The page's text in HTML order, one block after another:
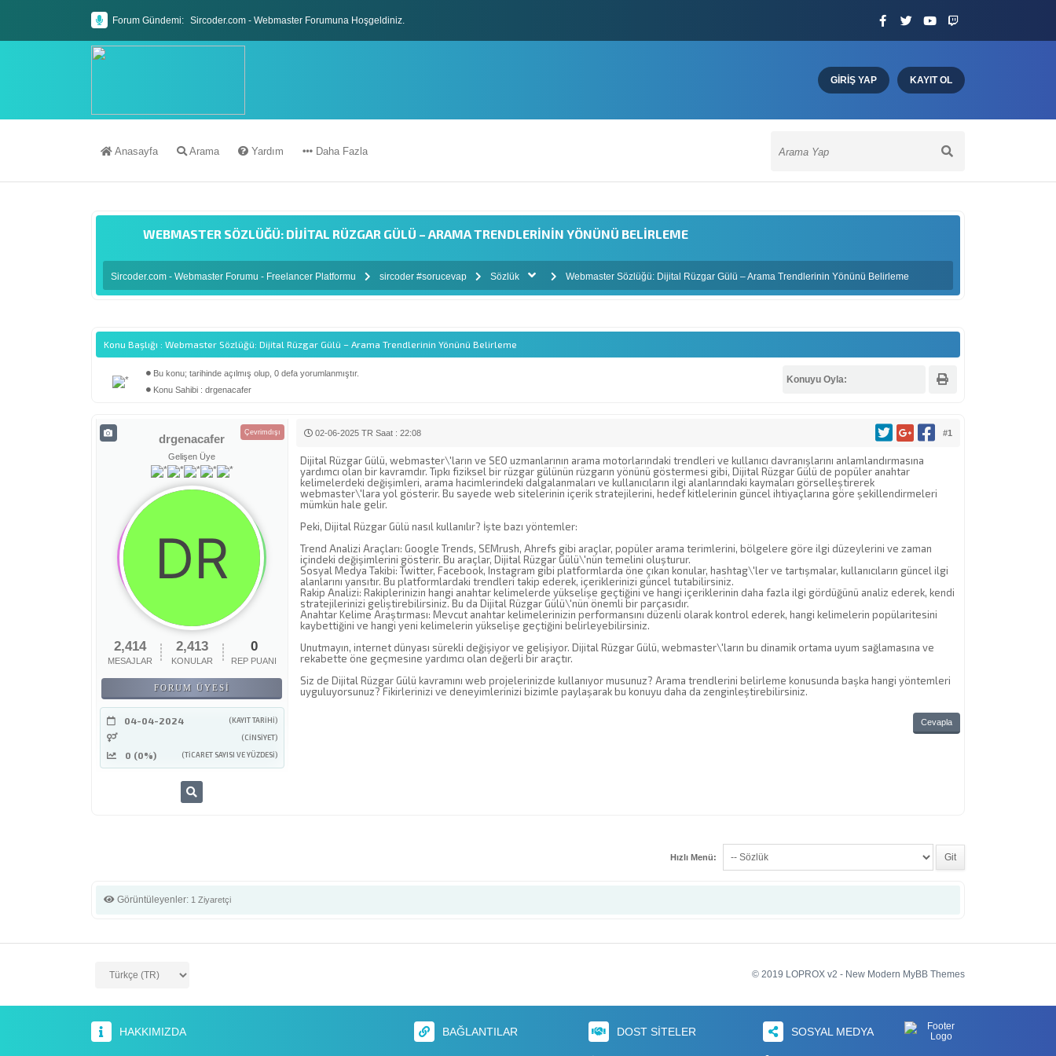
Forum Gündemi: Sircoder.com - Webmaster Forumuna Hoşgeldiniz.
GIRIŞ YAP
KAYIT OL
Anasayfa Arama Yardım Daha Fazla
Sircoder.com - Webmaster Forumu - Freelancer Platformu sircoder #sorucevap Sözlük Webmaster Sözlüğü: Dijital Rüzgar Gülü – Arama Trendlerinin Yönünü Belirleme
WEBMASTER SÖZLÜĞÜ: DIJITAL RÜZGAR GÜLÜ – ARAMA TRENDLERININ YÖNÜNÜ BELIRLEME
Konu Başlığı : Webmaster Sözlüğü: Dijital Rüzgar Gülü – Arama Trendlerinin Yönünü Belirleme
Bu konu; tarihinde açılmış olup, 0 defa yorumlanmıştır.
Konu Sahibi : drgenacafer
Konuyu Oyla:
Derecelendirme: 0/5 - 0 oy
Çevrimdışı
drgenacafer
Gelişen Üye
2,414
MESAJLAR
2,413
KONULAR
0
REP PUANI
FORUM ÜYESI
04-04-2024
(KAYIT TARIHI)
(CINSIYET)
0 (0%) (TICARET SAYISI VE YÜZDESI)
#1
02-06-2025 TR Saat : 22:08
Dijital Rüzgar Gülü, webmaster\'ların ve SEO uzmanlarının arama motorlarındaki trendleri ve kullanıcı davranışlarını anlamlandırmasına
yardımcı olan bir kavramdır. Tıpkı fiziksel bir rüzgar gülünün rüzgarın yönünü göstermesi gibi, Dijital Rüzgar Gülü de popüler anahtar
kelimelerdeki değişimleri, arama hacimlerindeki dalgalanmaları ve kullanıcıların ilgi alanlarındaki kaymaları görselleştirerek
webmaster\'lara yol gösterir. Bu sayede web sitelerinin içerik stratejilerini, hedef kitlelerinin güncel ihtiyaçlarına göre şekillendirmeleri
mümkün hale gelir.
Peki, Dijital Rüzgar Gülü nasıl kullanılır? İşte bazı yöntemler:
Trend Analizi Araçları: Google Trends, SEMrush, Ahrefs gibi araçlar, popüler arama terimlerini, bölgelere göre ilgi düzeylerini ve zaman
içindeki değişimlerini gösterir. Bu araçlar, Dijital Rüzgar Gülü\'nün temelini oluşturur.
Sosyal Medya Takibi: Twitter, Facebook, Instagram gibi platformlarda öne çıkan konular, hashtag\'ler ve tartışmalar, kullanıcıların güncel ilgi
alanlarını yansıtır. Bu platformlardaki trendleri takip ederek, içeriklerinizi güncel tutabilirsiniz.
Rakip Analizi: Rakiplerinizin hangi anahtar kelimelerde yükselişe geçtiğini ve hangi içeriklerinin daha fazla ilgi gördüğünü analiz ederek, kendi
stratejilerinizi geliştirebilirsiniz. Bu da Dijital Rüzgar Gülü\'nün önemli bir parçasıdır.
Anahtar Kelime Araştırması: Mevcut anahtar kelimelerinizin performansını düzenli olarak kontrol ederek, hangi kelimelerin popülaritesini
kaybettiğini ve hangi yeni kelimelerin yükselişe geçtiğini belirleyebilirsiniz.
Unutmayın, internet dünyası sürekli değişiyor ve gelişiyor. Dijital Rüzgar Gülü, webmaster\'ların bu dinamik ortama uyum sağlamasına ve
rekabette öne geçmesine yardımcı olan değerli bir araçtır.
Siz de Dijital Rüzgar Gülü kavramını web projelerinizde kullanıyor musunuz? Arama trendlerini belirleme konusunda başka hangi yöntemleri
uyguluyorsunuz? Fikirlerinizi ve deneyimlerinizi bizimle paylaşarak bu konuyu daha da zenginleştirebilirsiniz.
Cevapla
Hızlı Menü:
Görüntüleyenler: 1 Ziyaretçi
© 2019 LOPROX v2 - New Modern MyBB Themes
HAKKIMIZDA BAĞLANTILAR DOST SITELER SOSYAL MEDYA